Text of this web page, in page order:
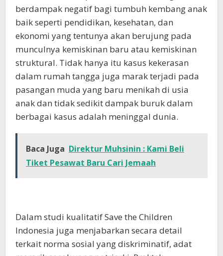
berdampak negatif bagi tumbuh kembang anak
baik seperti pendidikan, kesehatan, dan
ekonomi yang tentunya akan berujung pada
munculnya kemiskinan baru atau kemiskinan
struktural. Tidak hanya itu kasus kekerasan
dalam rumah tangga juga marak terjadi pada
pasangan muda yang baru menikah di usia
anak dan tidak sedikit dampak buruk dalam
berbagai kasus adalah meninggal dunia.
Baca Juga Direktur Muhsinin : Kami Beli
Tiket Pesawat Baru Cari Jemaah
Dalam studi kualitatif Save the Children
Indonesia juga menjabarkan secara detail
terkait norma sosial yang diskriminatif, adat